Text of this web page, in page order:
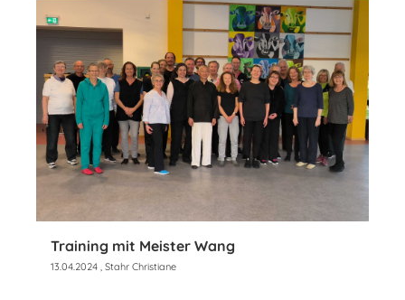
Training mit Meister Wang
13.04.2024 , Stahr Christiane